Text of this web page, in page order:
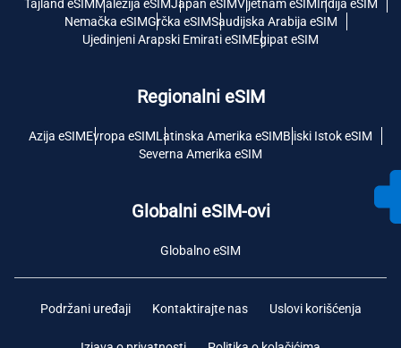
Tajland eSIMMalezija eSIMJapan eSIMVijetnam eSIMIndija eSIM
Nemačka eSIMGrčka eSIMSaudijska Arabija eSIM
Ujedinjeni Arapski Emirati eSIMEgipat eSIM
Regionalni eSIM
Azija eSIMEvropa eSIMLatinska Amerika eSIMBliski Istok eSIM
Severna Amerika eSIM
Globalni eSIM-ovi
Globalno eSIM
Podržani uređaji Kontaktirajte nas Uslovi korišćenja